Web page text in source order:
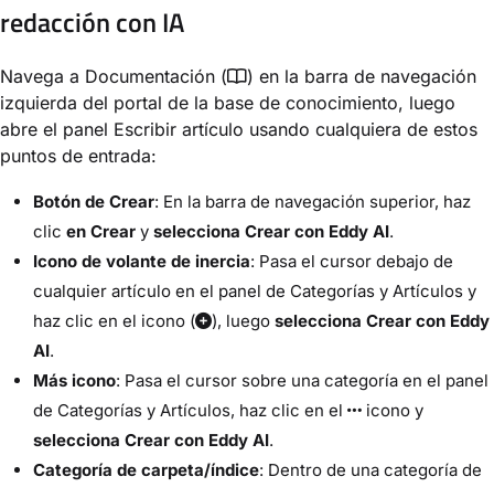
redacción con IA
Navega a Documentación (
) en la barra de navegación
izquierda del portal de la base de conocimiento, luego
abre el panel Escribir artículo usando cualquiera de estos
puntos de entrada:
Botón de Crear: En la barra de navegación superior, haz
clic en Crear y selecciona Crear con Eddy AI.
Icono de volante de inercia: Pasa el cursor debajo de
cualquier artículo en el panel de Categorías y Artículos y
haz clic en el icono (
), luego selecciona Crear con Eddy
AI.
Más icono: Pasa el cursor sobre una categoría en el panel
de Categorías y Artículos, haz clic en el
icono y
selecciona Crear con Eddy AI.
Categoría de carpeta/índice: Dentro de una categoría de